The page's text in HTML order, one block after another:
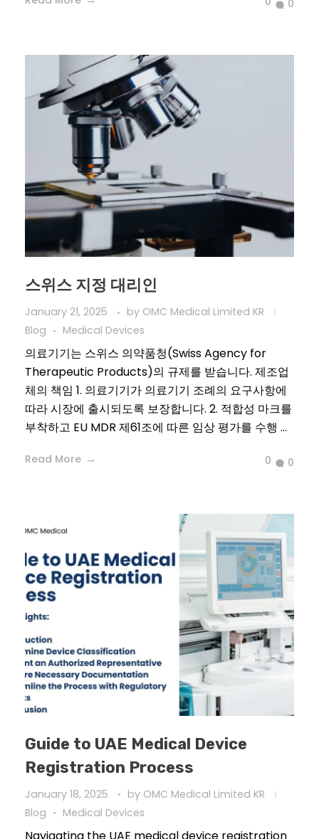
0
스위스 지정 대리인
January 21, 2025 by OMC Medical Limited KR
Blog
Medical Devices
의료기기는 스위스 의약품청(Swiss Agency for
Therapeutic Products)의 규제를 받습니다. 제조업
체의 책임 1. 의료기기가 의료기기 조례의 요구사항에
따라 시장에 출시되도록 보장합니다. 2. 적합성 마크를
부착하고 EU MDR 제61조에 따른 임상 평가를 수행 ...
Read More 0 0
Guide to UAE Medical Device
Registration Process
January 18, 2025 by OMC Medical Limited KR
Blog
Medical Devices
Navigating the UAE medical device registration